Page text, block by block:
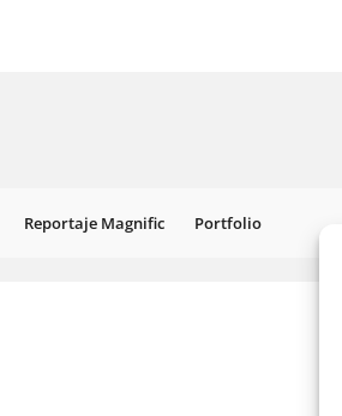
Reportaje Magnific Portfolio